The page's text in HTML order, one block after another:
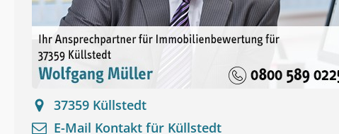
37359 Küllstedt
E-Mail Kontakt für Küllstedt